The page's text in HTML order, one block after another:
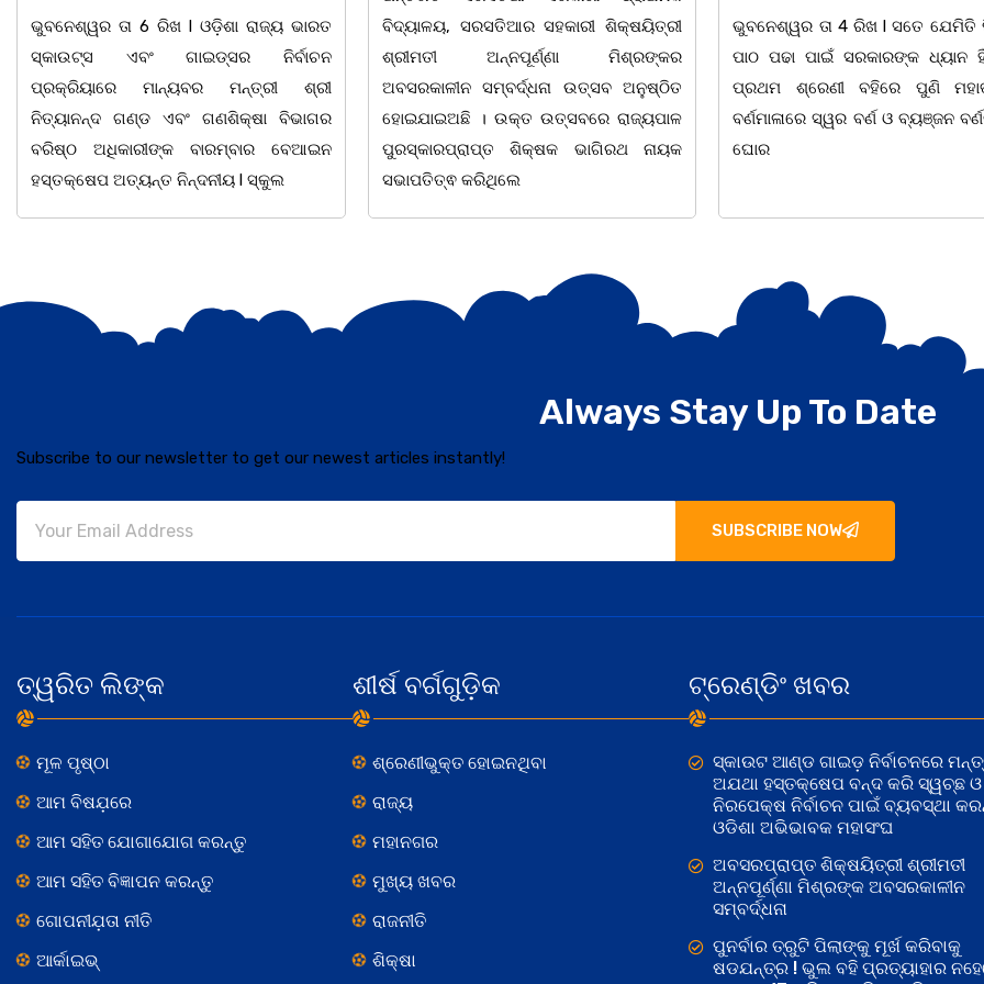
ବିଦ୍ୟାଳୟ, ସରସତିଆର ସହକାରୀ ଶିକ୍ଷୟିତ୍ରୀ
ଶ୍ରୀମତୀ ଅନ୍ନପୂର୍ଣ୍ଣା ମିଶ୍ରଙ୍କର
ଅବସରକାଳୀନ ସମ୍ବର୍ଦ୍ଧନା ଉତ୍ସବ ଅନୁଷ୍ଠିତ
ହୋଇଯାଇଅଛି । ଉକ୍ତ ଉତ୍ସବରେ ରାଜ୍ୟପାଳ
ପୁରସ୍କାରପ୍ରାପ୍ତ ଶିକ୍ଷକ ଭାଗିରଥ ନାୟକ
ସଭାପତିତ୍ଵ କରିଥିଲେ
ଭୁବନେଶ୍ୱର ତା 4 ରିଖ l ସତେ ଯେମିତି ପିଲାଙ୍କ
ପାଠ ପଢା ପାଇଁ ସରକାରଙ୍କ ଧ୍ୟାନ ହିଁ ନାହିଁ l
ପ୍ରଥମ ଶ୍ରେଣୀ ବହିରେ ପୁଣି ମହାତ୍ରୁଟି l
ବର୍ଣମାଳାରେ ସ୍ୱର ବର୍ଣ ଓ ବ୍ୟଞ୍ଜନ ବର୍ଣକୁ ନେଇ
ଘୋର
ଅଧିକାରୀ ମାନେ ଏବେ ଦାୟିତ୍ଵବାନ
ବିଭିନ୍ନ ଘଟଣାର ତତକ୍ଷଣାତ୍ ଅଭିଯୋଗ
ମାତ୍ରେ ତଦନ୍ତ ଆରମ୍ଭ କରୁଛି ପୁଲିସ ।
ଉଦାହରଣ ଦେଖିବାକୁ ମିଳିଛି ଧଉଳି
୦୪.୦୮.୨୦୨୬
Always Stay Up To Date
Subscribe to our newsletter to get our newest articles instantly!
SUBSCRIBE NOW
ତ୍ୱରିତ ଲିଙ୍କ
ମୂଳ ପୃଷ୍ଠା
ଆମ ବିଷଯ଼ରେ
ଆମ ସହିତ ଯୋଗାଯୋଗ କରନ୍ତୁ
ଆମ ସହିତ ବିଜ୍ଞାପନ କରନ୍ତୁ
ଗୋପନୀଯ଼ତା ନୀତି
ଆର୍କାଇଭ୍
ଶୀର୍ଷ ବର୍ଗଗୁଡ଼ିକ
ଶ୍ରେଣୀଭୁକ୍ତ ହୋଇନଥିବା
ରାଜ୍ୟ
ମହାନଗର
ମୁଖ୍ୟ ଖବର
ରାଜନୀତି
ଶିକ୍ଷା
ଟ୍ରେଣ୍ଡିଂ ଖବର
ସ୍କାଉଟ ଆଣ୍ଡ ଗାଇଡ଼ ନିର୍ବାଚନରେ
ଅଯଥା ହସ୍ତକ୍ଷେପ ବନ୍ଦ କରି ସ୍ୱଚ୍ଛ ଓ
ନିରପେକ୍ଷ ନିର୍ବାଚନ ପାଇଁ ବ୍ୟବସ୍ଥା
ଓଡିଶା ଅଭିଭାବକ ମହାସଂଘ
ଅବସରପ୍ରାପ୍ତ ଶିକ୍ଷୟିତ୍ରୀ ଶ୍ରୀମତୀ
ଅନ୍ନପୂର୍ଣ୍ଣା ମିଶ୍ରଙ୍କ ଅବସରକାଳୀନ
ସମ୍ବର୍ଦ୍ଧନା
ପୁନର୍ବାର ତ୍ରୁଟି ପିଲାଙ୍କୁ ମୂର୍ଖ କରିବାକୁ
ଷଡଯନ୍ତ୍ର ! ଭୁଲ ବହି ପ୍ରତ୍ୟାହାର